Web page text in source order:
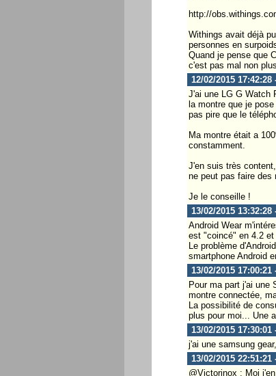
http://
Withings avait déjà
personnes en
Quand je pense que
c'est pas mal non
12/02/2015 17:42:28
J'ai une LG G Watch
la montre que je
pas pire que le
Ma montre était a
constamment.
J'en suis très
ne peut pas faire des
Je le conseille !
13/02/2015
Android Wear
est "coincé" en 4.2
Le problème
smartphone Android
13/02/2015
Pour ma part j'ai une
montre connectée,
La possibilité de
plus pour moi... Une
13/02/2015
j'ai une samsung
13/02/2015
@Victorinox : Moi